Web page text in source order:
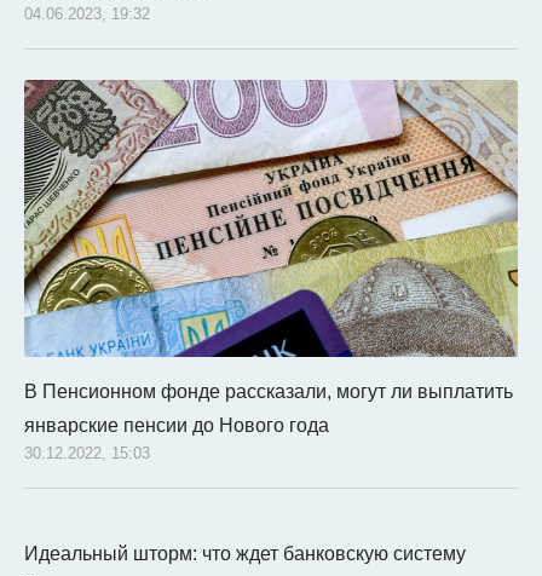
04.06.2023, 19:32
В Пенсионном фонде рассказали, могут ли выплатить
январские пенсии до Нового года
30.12.2022, 15:03
Идеальный шторм: что ждет банковскую систему